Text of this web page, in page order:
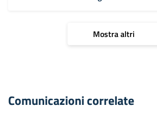
Mostra altri
Comunicazioni correlate